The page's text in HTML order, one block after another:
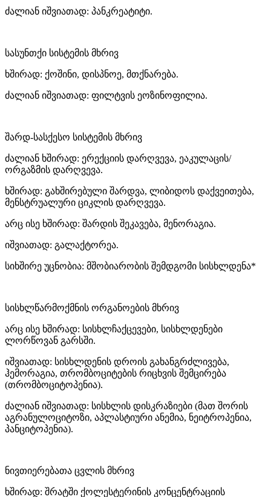
ძალიან იშვიათად: პანკრეატიტი.
სასუნთქი სისტემის მხრივ
ხშირად: ქოშინი, დისპნოე, მთქნარება.
ძალიან იშვიათად: ფილტვის ეოზინოფილია.
შარდ-სასქესო სისტემის მხრივ
ძალიან ხშირად: ერექციის დარღვევა, ეაკულაცის/
ორგაზმის დარღვევა.
ხშირად: გახშირებული შარდვა, ლიბიდოს დაქვეითება,
მენსტრუალური ციკლის დარღვევა.
არც ისე ხშირად: შარდის შეკავება, მენორაგია.
იშვიათად: გალაქტორეა.
სიხშირე უცნობია: მშობიარობის შემდგომი სისხლდენა*
სისხლწარმოქმნის ორგანოების მხრივ
არც ისე ხშირად: სისხლჩაქცევები, სისხლდენები
ლორწოვან გარსში.
იშვიათად: სისხლდენის დროის გახანგრძლივება,
ჰემორაგია, თრომბოციტების რიცხვის შემცირება
(თრომბოციტოპენია).
ძალიან იშვიათად: სისხლის დისკრაზიები (მათ შორის
აგრანულოციტოზი, აპლასტიური ანემია, ნეიტროპენია,
პანციტოპენია).
ნივთიერებათა ცვლის მხრივ
ხშირად: შრატში ქოლესტერინის კონცენტრაციის